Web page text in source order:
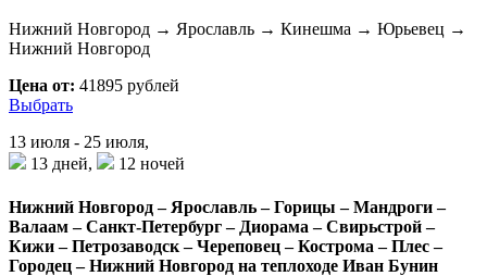
Нижний Новгород → Ярославль → Кинешма → Юрьевец →
Нижний Новгород
Цена от: 41895 рублей
Выбрать
13 июля - 25 июля,
13 дней,
12 ночей
Нижний Новгород – Ярославль – Горицы – Мандроги –
Валаам – Санкт-Петербург – Диорама – Свирьстрой –
Кижи – Петрозаводск – Череповец – Кострома – Плес –
Городец – Нижний Новгород на теплоходе Иван Бунин